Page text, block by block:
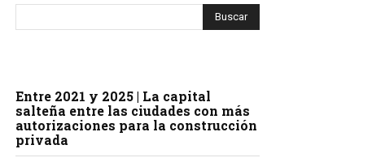
Entre 2021 y 2025 | La capital
salteña entre las ciudades con más
autorizaciones para la construcción
privada